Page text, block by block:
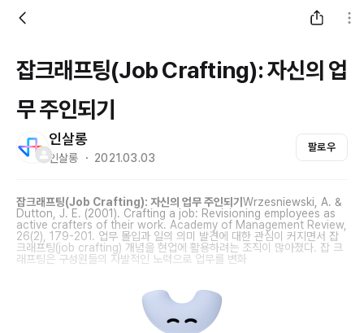
잡크래프팅(Job Crafting): 자신의 업
무 주인되기
인살롱
인살롱 ・ 2021.03.03
팔로우
잡크래프팅(Job Crafting): 자신의 업무 주인되기 Wrzesniewski, A. &
Dutton, J. E. (2001). Crafting a job: Revisioning employees as
active crafters of their work. Academy of Management Review,
26(2), 179-201. 업무 몰입과 일의 의미 발견에 대한 관심이 커지면서 잡
크래프팅(job crafting) 개념을 현업에 활용하려는 조직이 많아졌다. 잡 크
래프팅은 구성원들의 자발적인 노력으로 업무를 변화